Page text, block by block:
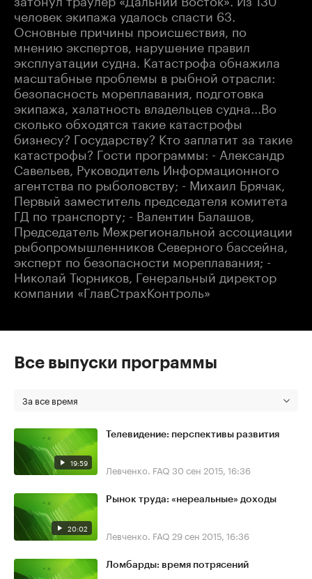
человек экипажа удалось спасти 63.
Основные причины происшествия, по
мнению экспертов, нарушение правил
эксплуатации судна. Катастрофа обнажила
масштабные проблемы в рыбной отрасли:
безопасность мореплавания, подготовка
экипажа, халатность владельцев судна...Во
сколько обходятся такие катастрофы
бизнесу? Государству? Кто заплатит за такие
катастрофы? Гости программы: - Александр
Савельев, Руководитель Информационного
агентства по рыболовству; - Михаил Брячак,
Первый заместитель председателя комитета
ГД по транспорту; - Валентин Балашов,
Председатель Межрегиональной ассоциации
рыбопромышленников Северного бассейна,
эксперт по безопасности мореплавания; -
Николай Тюрников, Генеральный директор
компании «ГлавСтрахКонтроль»
Все выпуски программы
За все время
19:59
Телевидение: перспективы развития
Левченко. FAQ 30 сен 2015, 16:36
20:02
Рынок труда: «нереальные» доходы
Левченко. FAQ 29 сен 2015, 16:36
Ломбарды: время потрясений